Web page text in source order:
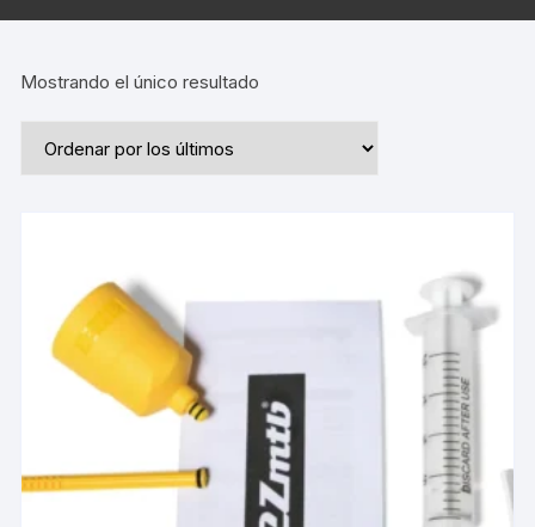
Mostrando el único resultado